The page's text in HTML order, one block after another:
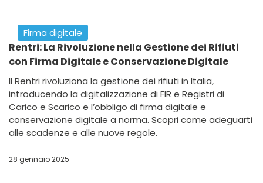
Firma digitale
Rentri: La Rivoluzione nella Gestione dei Rifiuti
con Firma Digitale e Conservazione Digitale
Il Rentri rivoluziona la gestione dei rifiuti in Italia,
introducendo la digitalizzazione di FIR e Registri di
Carico e Scarico e l’obbligo di firma digitale e
conservazione digitale a norma. Scopri come adeguarti
alle scadenze e alle nuove regole.
28 gennaio 2025